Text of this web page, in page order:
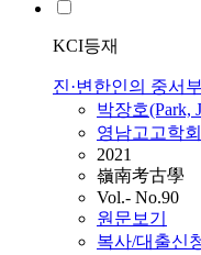
KCI등재
진·변한인의 중서
박장호(Park,
영남고고학회
2021
嶺南考古學
Vol.- No.90
원문보기
복사/대출신